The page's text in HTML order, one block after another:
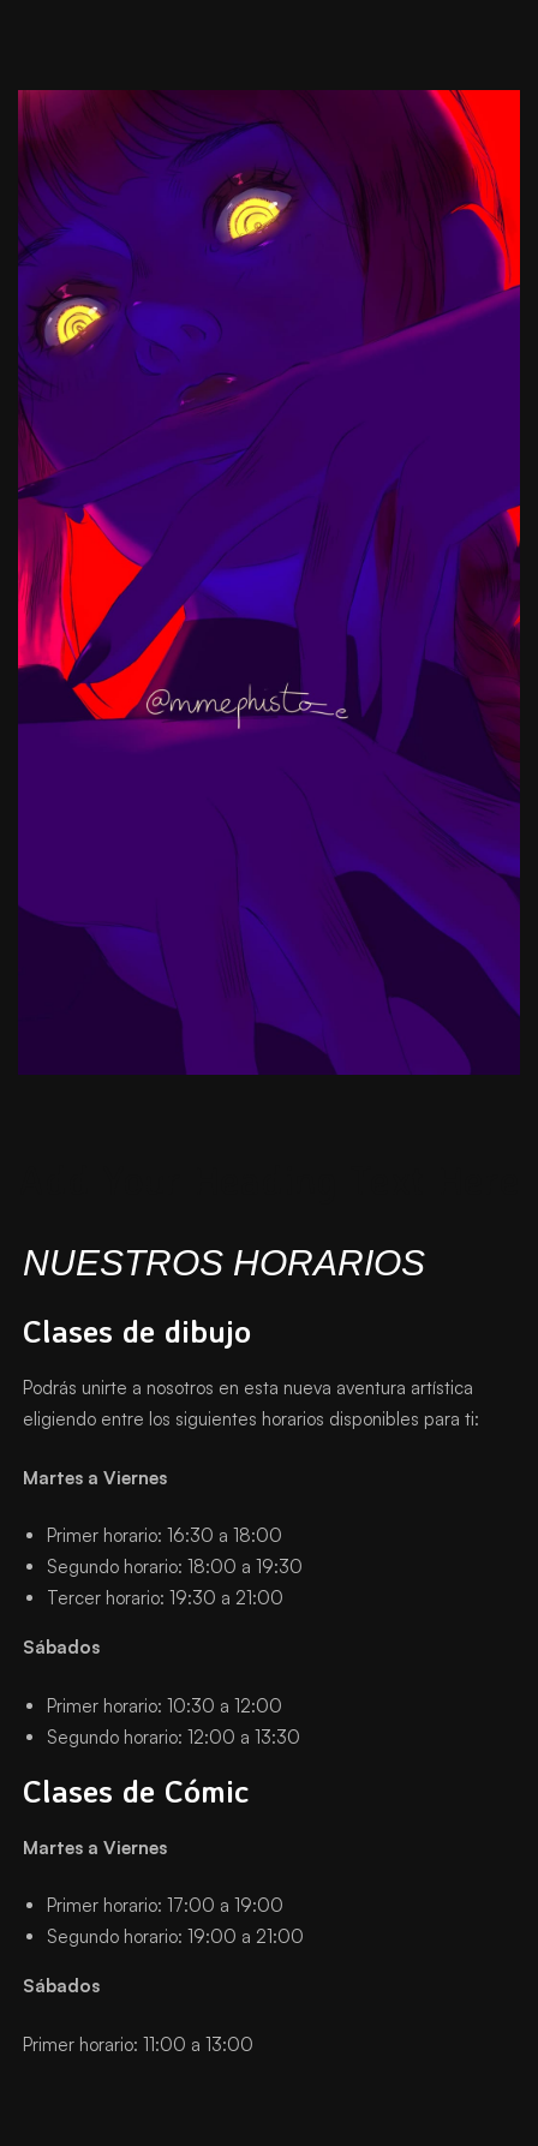
NUESTROS HORARIOS
Clases de dibujo
Podrás unirte a nosotros en esta nueva aventura artística
eligiendo entre los siguientes horarios disponibles para ti:
Martes a Viernes
Primer horario: 16:30 a 18:00
Segundo horario: 18:00 a 19:30
Tercer horario: 19:30 a 21:00
Sábados
Primer horario: 10:30 a 12:00
Segundo horario: 12:00 a 13:30
Clases de Cómic
Martes a Viernes
Primer horario: 17:00 a 19:00
Segundo horario: 19:00 a 21:00
Sábados
Primer horario: 11:00 a 13:00